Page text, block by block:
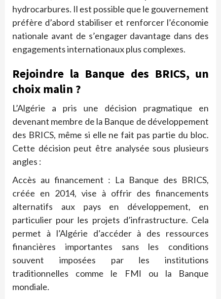
hydrocarbures. Il est possible que le gouvernement
préfère d’abord stabiliser et renforcer l’économie
nationale avant de s’engager davantage dans des
engagements internationaux plus complexes.
Rejoindre la Banque des BRICS, un
choix malin ?
L’Algérie a pris une décision pragmatique en
devenant membre de la Banque de développement
des BRICS, même si elle ne fait pas partie du bloc.
Cette décision peut être analysée sous plusieurs
angles :
Accès au financement : La Banque des BRICS,
créée en 2014, vise à offrir des financements
alternatifs aux pays en développement, en
particulier pour les projets d’infrastructure. Cela
permet à l’Algérie d’accéder à des ressources
financières importantes sans les conditions
souvent imposées par les institutions
traditionnelles comme le FMI ou la Banque
mondiale.